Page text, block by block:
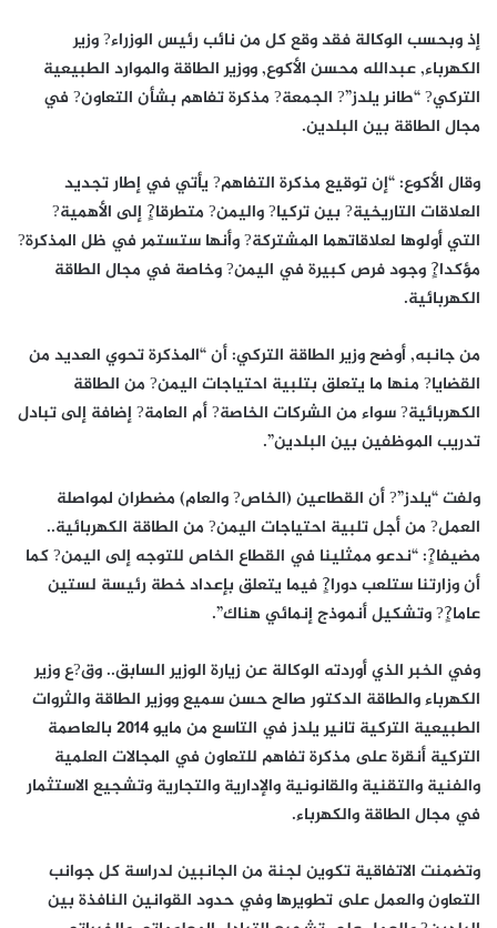
إذ وبحسب الوكالة فقد وقع كل من نائب رئيس الوزراء? وزير
الكهرباء, عبدالله محسن الأكوع, ووزير الطاقة والموارد الطبيعية
التركي? “طانر يلدز”? الجمعة? مذكرة تفاهم بشأن التعاون? في
مجال الطاقة بين البلدين.
وقال الأكوع: “إن توقيع مذكرة التفاهم? يأتي في إطار تجديد
العلاقات التاريخية? بين تركيا? واليمن? متطرقا?ٍ إلى الأهمية?
التي أولوها لعلاقاتهما المشتركة? وأنها ستستمر في ظل المذكرة?
مؤكدا?ٍ وجود فرص كبيرة في اليمن? وخاصة في مجال الطاقة
الكهربائية.
من جانبه, أوضح وزير الطاقة التركي: أن “المذكرة تحوي العديد من
القضايا? منها ما يتعلق بتلبية احتياجات اليمن? من الطاقة
الكهربائية? سواء من الشركات الخاصة? أم العامة? إضافة إلى تبادل
تدريب الموظفين بين البلدين”.
ولفت “يلدز”? أن القطاعين (الخاص? والعام) مضطران لمواصلة
العمل? من أجل تلبية احتياجات اليمن? من الطاقة الكهربائية..
مضيفا?ٍ: “ندعو ممثلينا في القطاع الخاص للتوجه إلى اليمن? كما
أن وزارتنا ستلعب دورا?ٍ فيما يتعلق بإعداد خطة رئيسة لستين
عاما?ٍ? وتشكيل أنموذج إنمائي هناك”.
وفي الخبر الذي أوردته الوكالة عن زيارة الوزير السابق.. وق?ع وزير
الكهرباء والطاقة الدكتور صالح حسن سميع ووزير الطاقة والثروات
الطبيعية التركية تانير يلدز في التاسع من مايو 2014 بالعاصمة
التركية أنقرة على مذكرة تفاهم للتعاون في المجالات العلمية
والفنية والتقنية والقانونية والإدارية والتجارية وتشجيع الاستثمار
في مجال الطاقة والكهرباء.
وتضمنت الاتفاقية تكوين لجنة من الجانبين لدراسة كل جوانب
التعاون والعمل على تطويرها وفي حدود القوانين النافذة بين